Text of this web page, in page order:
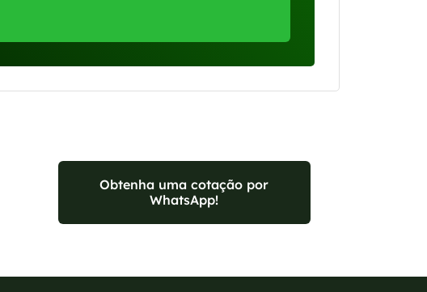
Obtenha uma cotação por
WhatsApp!